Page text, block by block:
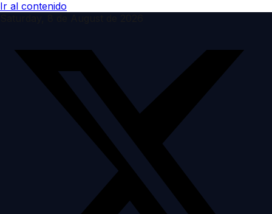
Ir al contenido